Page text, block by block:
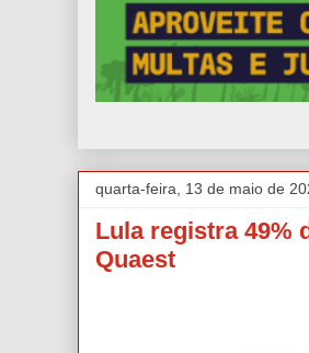
quarta-feira, 13 de maio de
Lula registra 49%
Quaest